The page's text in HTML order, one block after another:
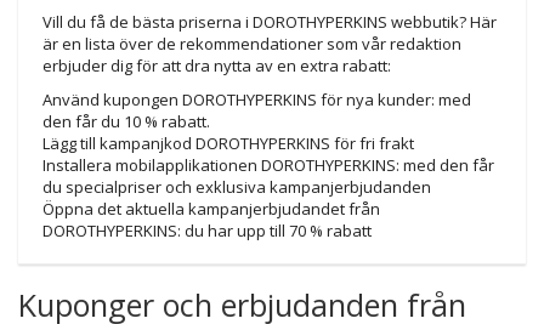
Vill du få de bästa priserna i DOROTHYPERKINS webbutik? Här
är en lista över de rekommendationer som vår redaktion
erbjuder dig för att dra nytta av en extra rabatt:
Använd kupongen DOROTHYPERKINS för nya kunder: med
den får du 10 % rabatt.
Lägg till kampanjkod DOROTHYPERKINS för fri frakt
Installera mobilapplikationen DOROTHYPERKINS: med den får
du specialpriser och exklusiva kampanjerbjudanden
Öppna det aktuella kampanjerbjudandet från
DOROTHYPERKINS: du har upp till 70 % rabatt
Kuponger och erbjudanden från